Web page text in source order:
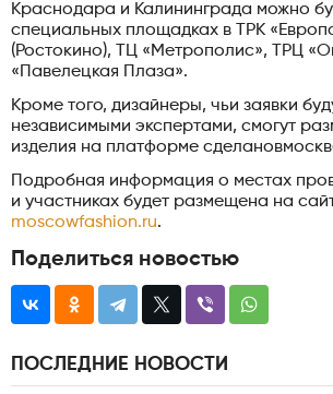
Краснодара и Калининграда можно
специальных площадках в ТРК
(Ростокино), ТЦ «Метрополис», ТРЦ
«Павелецкая Плаза».
Кроме того, дизайнеры, чьи заявки
независимыми экспертами, смогут
изделия на платформе
Подробная информация о местах
и участниках будет размещена на
moscowfashion.ru.
Поделиться новостью
ПОСЛЕДНИЕ НОВОСТИ